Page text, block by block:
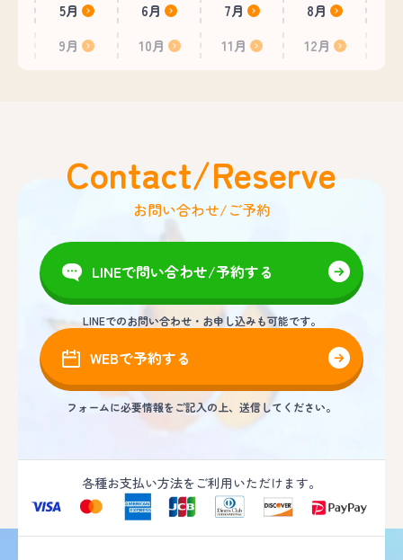
5月
6月 7月
8月
9月
10月 11月 12月
Contact/Reserve
お問い合わせ/ご予約
LINEで問い合わせ/予約する
LINEでのお問い合わせ・お申し込みも可能です。
WEBで予約する
フォームに必要情報をご記入の上、送信してください。
各種お支払い方法をご利用いただけます。